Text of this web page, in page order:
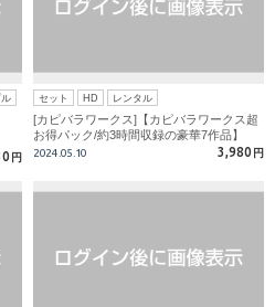
円
セット HD レンタル
[カピバラワークス]【カピバラワークス超
お得パック/約3時間収録の豪華7作品】
2024.05.10 3,980 円